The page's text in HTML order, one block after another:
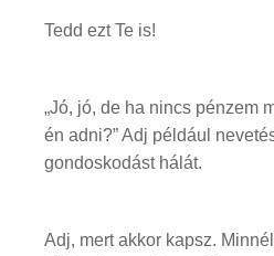
Tedd ezt Te is!
„Jó, jó, de ha nincs pénzem
én adni?” Adj például
gondoskodást hálát.
Adj, mert akkor kapsz.